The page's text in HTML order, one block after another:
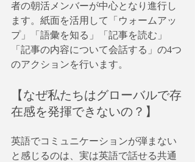
者の朝活メンバーが中心となり進行し
ます。紙面を活用して「ウォームアッ
プ」「語彙を知る」「記事を読む」
「記事の内容について会話する」の4つ
のアクションを行います。
【なぜ私たちはグローバルで存
在感を発揮できないの？】
英語でコミュニケーションが弾まない
と感じるのは、実は英語で話せる共通